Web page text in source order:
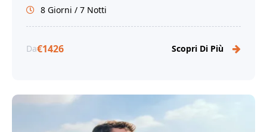
8 Giorni / 7 Notti
Da€1426 Scopri Di Più